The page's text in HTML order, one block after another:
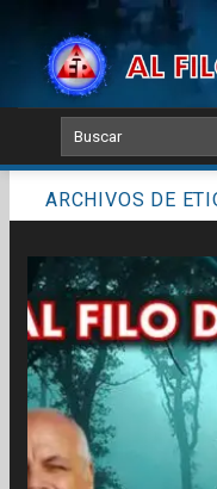
content
ARCHIVOS DE